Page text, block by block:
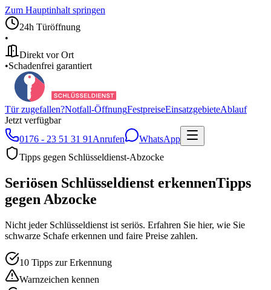
Zum Hauptinhalt springen
24h Türöffnung
•
Direkt vor Ort
•Schadenfrei garantiert
Tür zugefallen?Notfall-ÖffnungFestpreiseEinsatzgebieteAblauf
Jetzt verfügbar
0176 - 23 51 31 91 Anrufen
WhatsApp
Tipps gegen Schlüsseldienst-Abzocke
Seriösen Schlüsseldienst erkennenTipps
gegen Abzocke
Nicht jeder Schlüsseldienst ist seriös. Erfahren Sie hier, wie Sie
schwarze Schafe erkennen und faire Preise zahlen.
10 Tipps zur Erkennung
Warnzeichen kennen